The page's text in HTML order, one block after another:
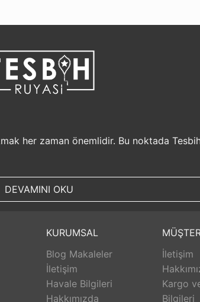
her zaman önemlidir. Bu noktada
güvende olduğunu bilerek,
iade ve değişim imkanı sunar.
deneyiminizde herhangi bir risk
durur ve satış sonrası destek
yardımcı olacaktır. Bu sayede
sunar. Siz de bu avantajlardan
DEVAMINI OKU
KURUMSAL
Blog Makaleler
İletişim
Havale Bilgileri
Hakkımızda
İletişim
Kargo
Bilgileri